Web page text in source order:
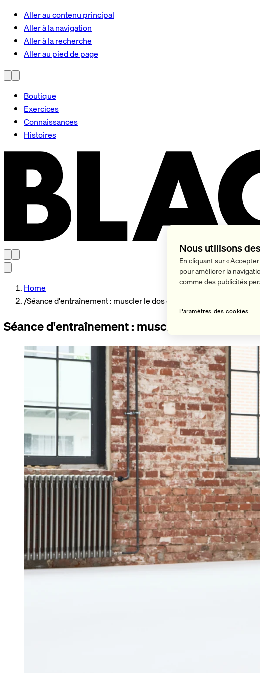
Aller au contenu principal
Aller à la navigation
Aller à la recherche
Aller au pied de page
Boutique
Exercices
Connaissances
Histoires
Home
/Séance d'entraînement : muscler le dos et les biceps en 20 minutes
Séance d'entraînement : muscler le dos et les
Nous utilisons
En cliquant sur «
pour améliorer la
comme des publicités
Paramètres des cookies